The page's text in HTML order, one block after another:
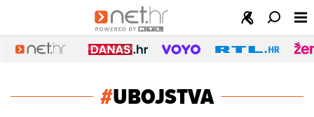
#UBOJSTVA